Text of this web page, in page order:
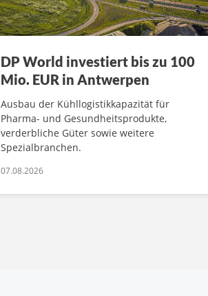
DP World investiert bis zu 100
Mio. EUR in Antwerpen
Ausbau der Kühllogistikkapazität für
Pharma- und Gesundheitsprodukte,
verderbliche Güter sowie weitere
Spezialbranchen.
07.08.2026